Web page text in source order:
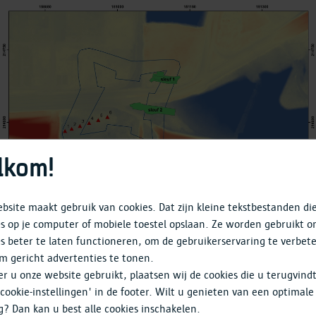
gegraven op het Fort Piémentel. Die zie je hierboven in het groen
maakt gebruik van cookies. Dat zijn kleine tekstbestanden
op je computer of mobiele toestel opslaan. Ze worden gebruikt
beter te laten functioneren, om de gebruikerservaring te
gericht advertenties te tonen.
u onze website gebruikt, plaatsen wij de cookies die u
instellingen' in de footer. Wilt u genieten van een optimale
Dan kan u best alle cookies inschakelen.